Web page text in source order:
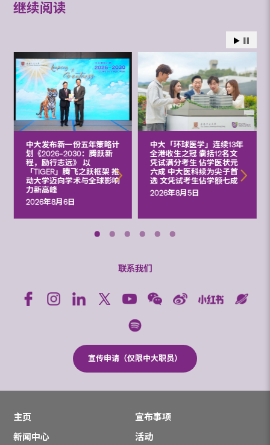
继续阅读
中大发布新一份五年策略计
划《2026‒2030：腾跃新
程，励行志远》 以
「TIGER」腾飞之跃框架 推
动大学迈向学术与全球影响
力新高峰
2026年8月6日
中大「环球医学」连续13年
全港收生之冠 囊括12名文
凭试满分考生 佔学医状元
六成 中大医科续为尖子首
选 文凭试考生佔学额七成
2026年8月5日
联系我们
宣传申请（仅限中大职员）
主页
宣布事项
新闻中心
活动